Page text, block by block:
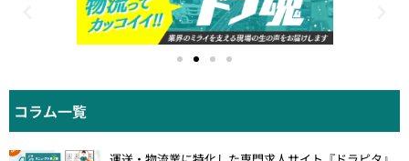
コラム一覧